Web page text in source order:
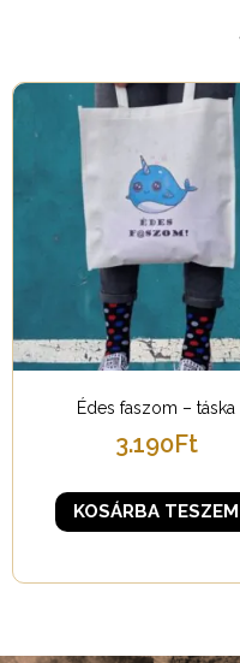
Édes faszom – táska
3.190Ft
KOSÁRBA TESZEM